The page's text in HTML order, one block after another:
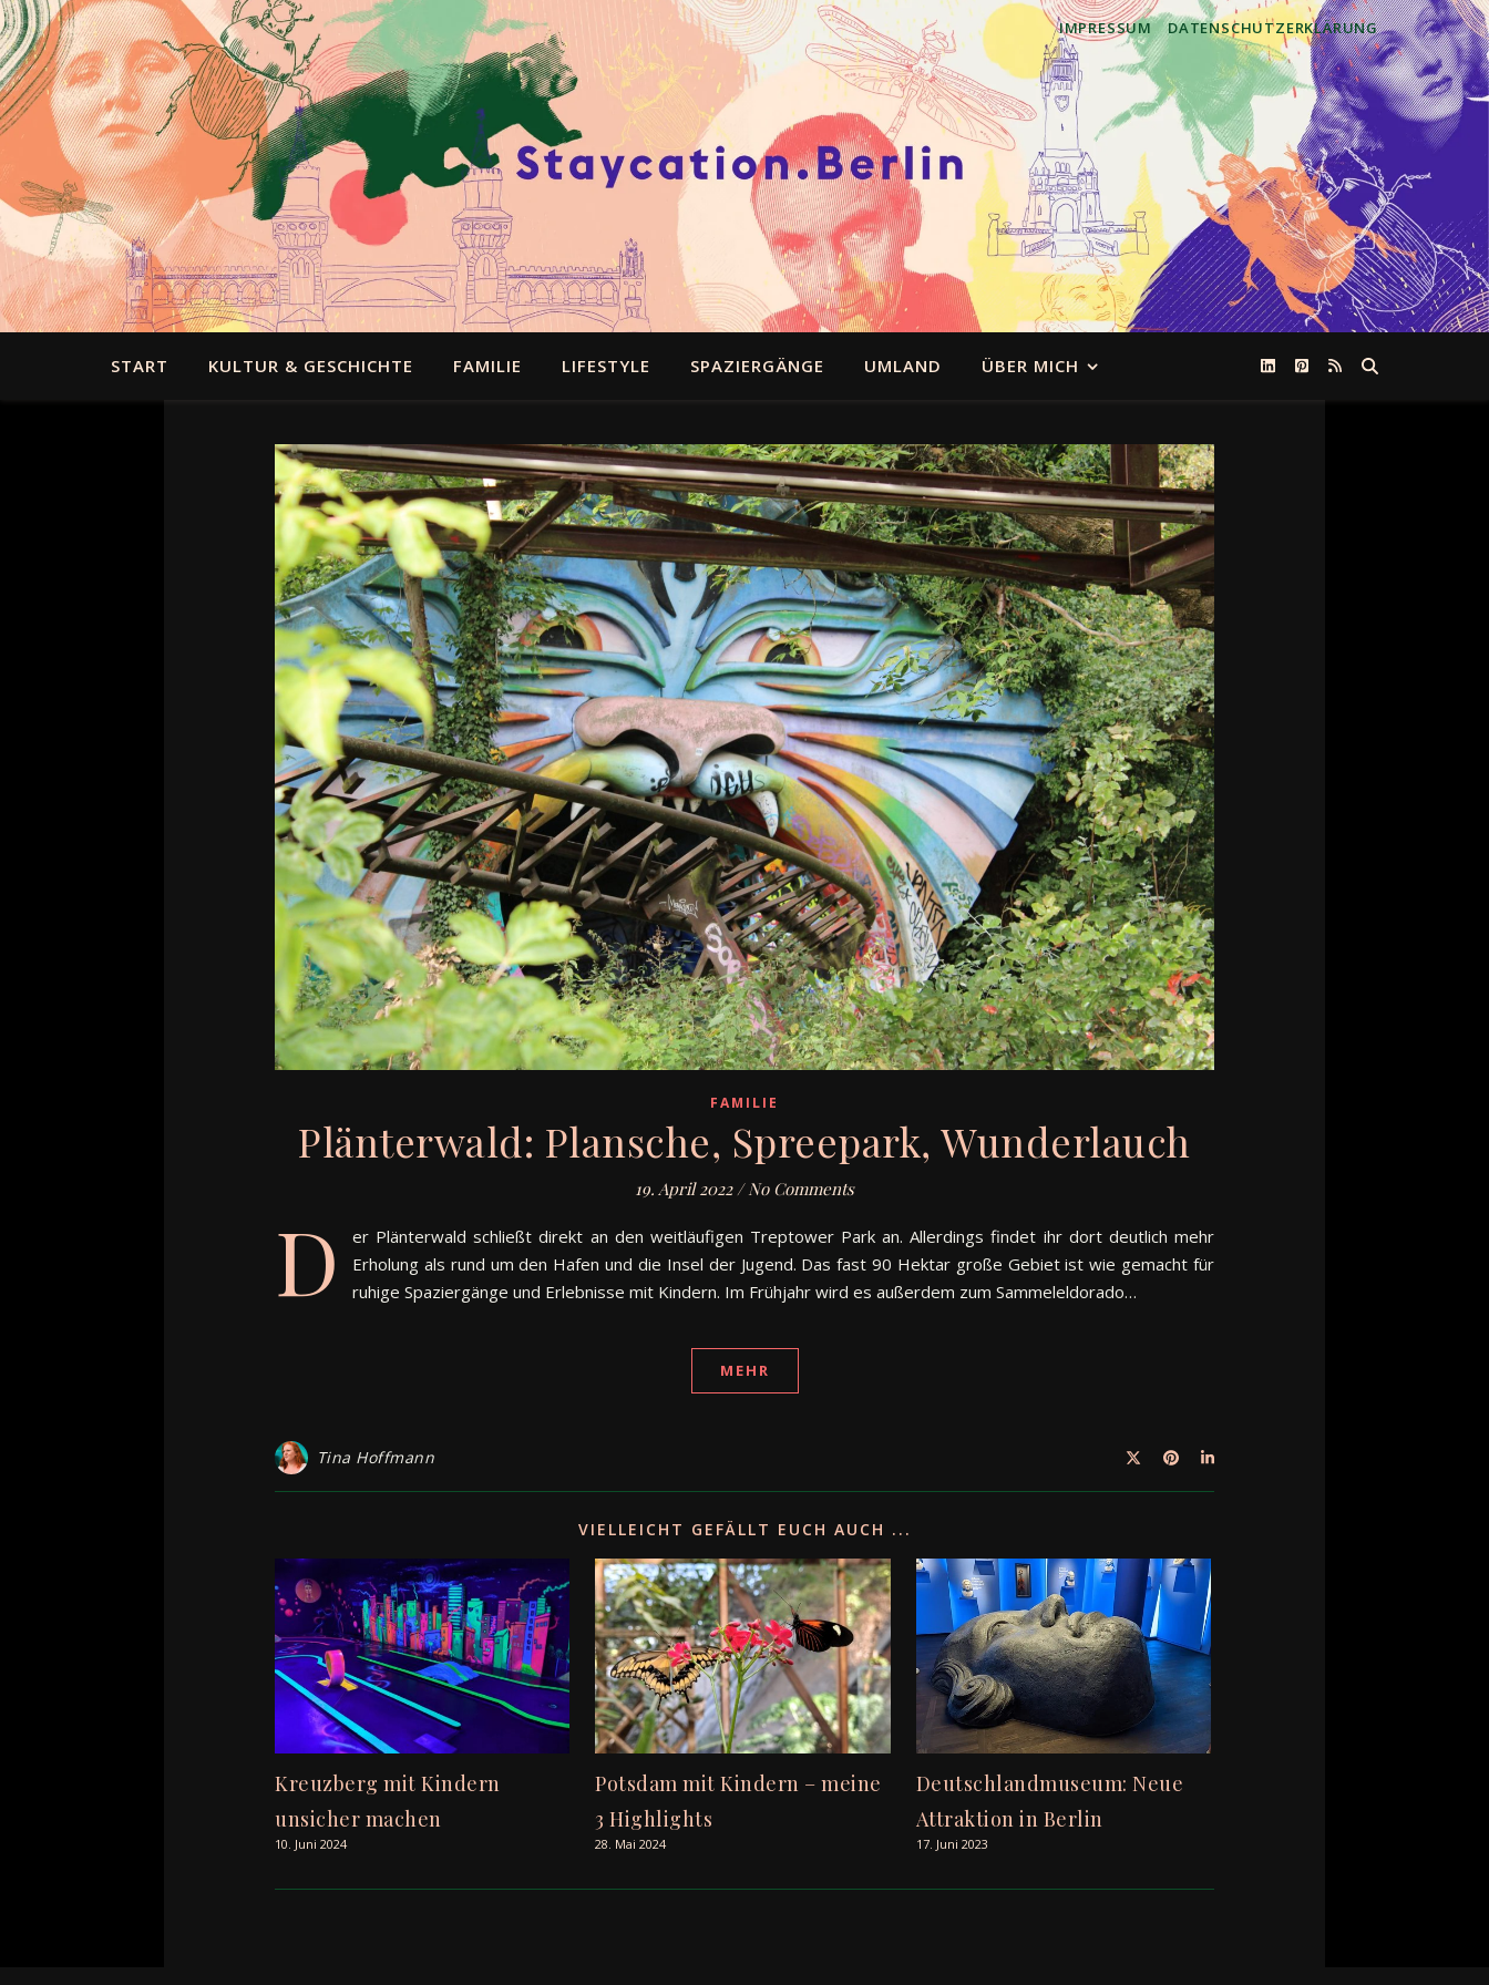
IMPRESSUM DATENSCHUTZERKLÄRUNG
START KULTUR & GESCHICHTE FAMILIE LIFESTYLE SPAZIERGÄNGE UMLAND ÜBER MICH
FAMILIE
Plänterwald: Plansche, Spreepark, Wunderlauch
19. April 2022 / No Comments
D
er Plänterwald schließt direkt an den weitläufigen Treptower Park an. Allerdings findet ihr dort deutlich mehr
Erholung als rund um den Hafen und die Insel der Jugend. Das fast 90 Hektar große Gebiet ist wie gemacht für
ruhige Spaziergänge und Erlebnisse mit Kindern. Im Frühjahr wird es außerdem zum Sammeleldorado…
MEHR
Tina Hoffmann
VIELLEICHT GEFÄLLT EUCH AUCH ...
Kreuzberg mit Kindern
unsicher machen
10. Juni 2024
Potsdam mit Kindern – meine
3 Highlights
28. Mai 2024
Deutschlandmuseum: Neue
Attraktion in Berlin
17. Juni 2023